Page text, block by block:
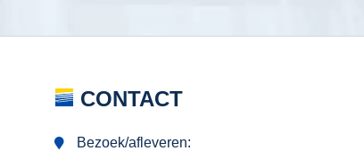
CONTACT
Bezoek/afleveren: